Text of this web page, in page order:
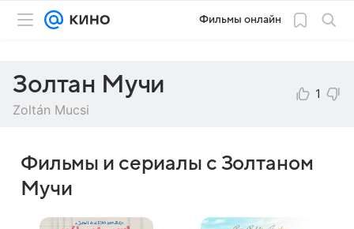
Фильмы онлайн
Золтан Мучи
Zoltán Mucsi
1
Фильмы и сериалы с Золтаном
Мучи